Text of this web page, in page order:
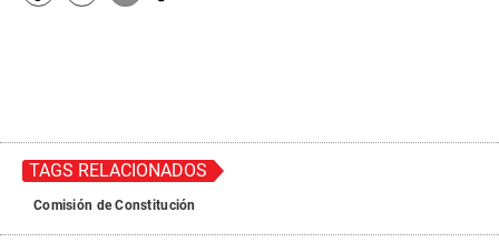
TAGS RELACIONADOS
Comisión de Constitución